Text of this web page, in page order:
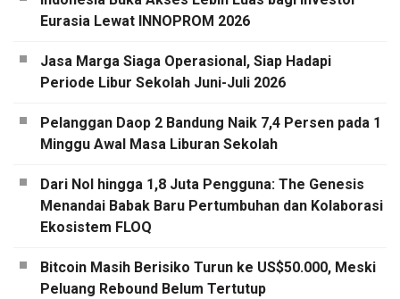
Eurasia Lewat INNOPROM 2026
Jasa Marga Siaga Operasional, Siap Hadapi
Periode Libur Sekolah Juni-Juli 2026
Pelanggan Daop 2 Bandung Naik 7,4 Persen pada 1
Minggu Awal Masa Liburan Sekolah
Dari Nol hingga 1,8 Juta Pengguna: The Genesis
Menandai Babak Baru Pertumbuhan dan Kolaborasi
Ekosistem FLOQ
Bitcoin Masih Berisiko Turun ke US$50.000, Meski
Peluang Rebound Belum Tertutup